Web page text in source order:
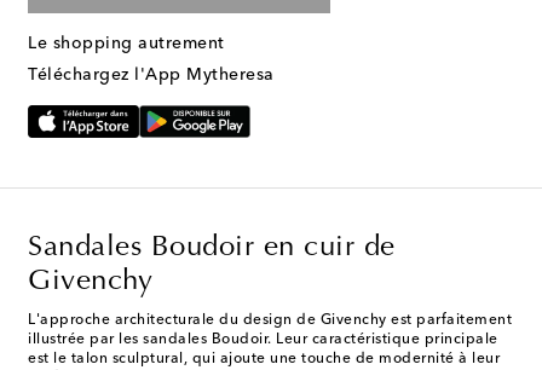
Le shopping autrement
Téléchargez l'App Mytheresa
Sandales Boudoir en cuir de
Givenchy
L'approche architecturale du design de Givenchy est parfaitement
illustrée par les sandales Boudoir. Leur caractéristique principale
est le talon sculptural, qui ajoute une touche de modernité à leur